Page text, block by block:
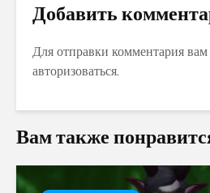
Добавить
Для отправки комментария
авторизоваться.
Вам также